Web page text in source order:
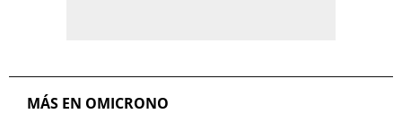
MÁS EN OMICRONO